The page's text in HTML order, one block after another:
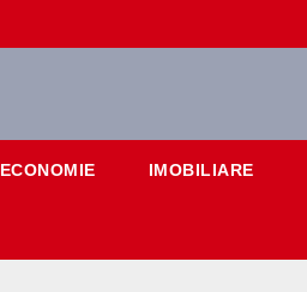
ECONOMIE IMOBILIARE